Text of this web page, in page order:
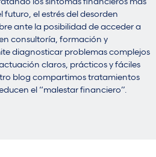
el estrés del desorden
ante la posibilidad de acceder a
consultoría, formación y
diagnosticar problemas complejos
claros, prácticos y fáciles
blog compartimos tratamientos
el “malestar financiero”.